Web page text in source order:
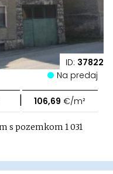
ID: 37822
Na predaj
| 106,69 €/m²
s pozemkom 1 031